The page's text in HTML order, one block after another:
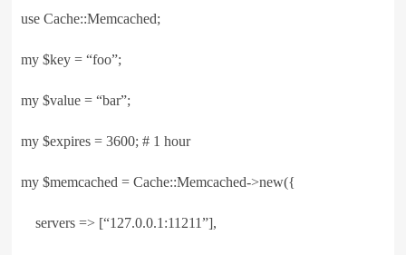
use Cache::Memcached;
my $key = “foo”;
my $value = “bar”;
my $expires = 3600; # 1 hour
my $memcached = Cache::Memcached->new({
servers => [“127.0.0.1:11211”],